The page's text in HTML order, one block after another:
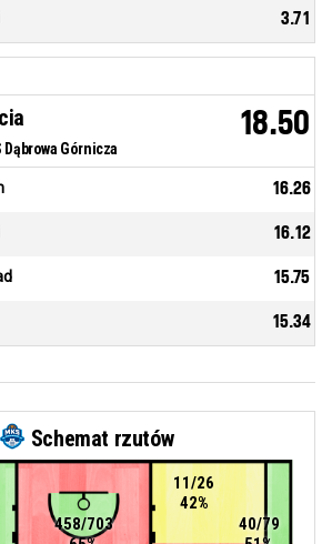
3.71
Dąbrowa Górnicza
18.50
16.26
16.12
15.75
15.34
Schemat rzutów
458/703
11/26
42%
40/79